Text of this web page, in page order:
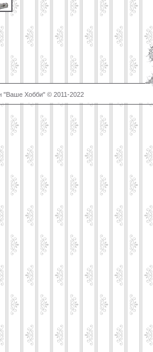
"Ваше Хобби" © 2011-2022